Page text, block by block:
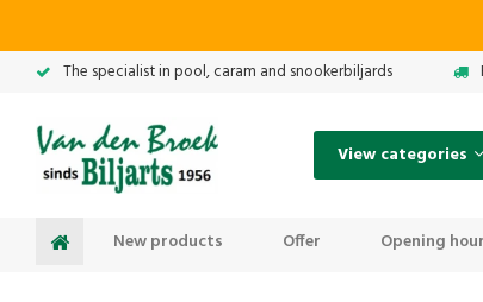
The specialist in pool, caram and snookerbiljards
View categories
New products Offer Opening